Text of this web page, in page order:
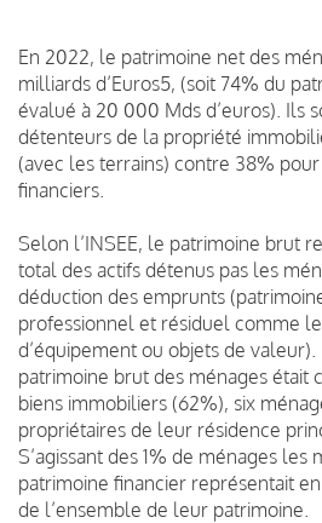
En 2022, le patrimoine net des
milliards d’Euros5, (soit 74% du
évalué à 20 000 Mds d’euros). Ils
détenteurs de la propriété
(avec les terrains) contre 38%
financiers.
Selon l’INSEE, le patrimoine brut
total des actifs détenus pas les
déduction des emprunts
professionnel et résiduel comme
d’équipement ou objets de valeur).
patrimoine brut des ménages était
biens immobiliers (62%), six
propriétaires de leur résidence
S’agissant des 1% de ménages les
patrimoine financier représentait
de l’ensemble de leur patrimoine.